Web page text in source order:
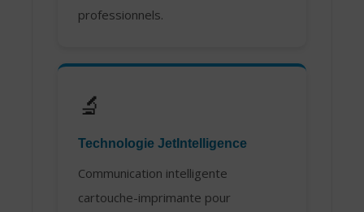
professionnels.
🔬
Technologie JetIntelligence
Communication intelligente
cartouche-imprimante pour